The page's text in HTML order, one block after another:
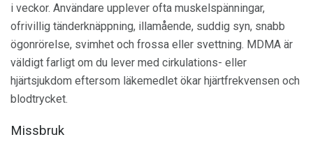
i veckor. Användare upplever ofta muskelspänningar,
ofrivillig tänderknäppning, illamående, suddig syn, snabb
ögonrörelse, svimhet och frossa eller svettning. MDMA är
väldigt farligt om du lever med cirkulations- eller
hjärtsjukdom eftersom läkemedlet ökar hjärtfrekvensen och
blodtrycket.
Missbruk